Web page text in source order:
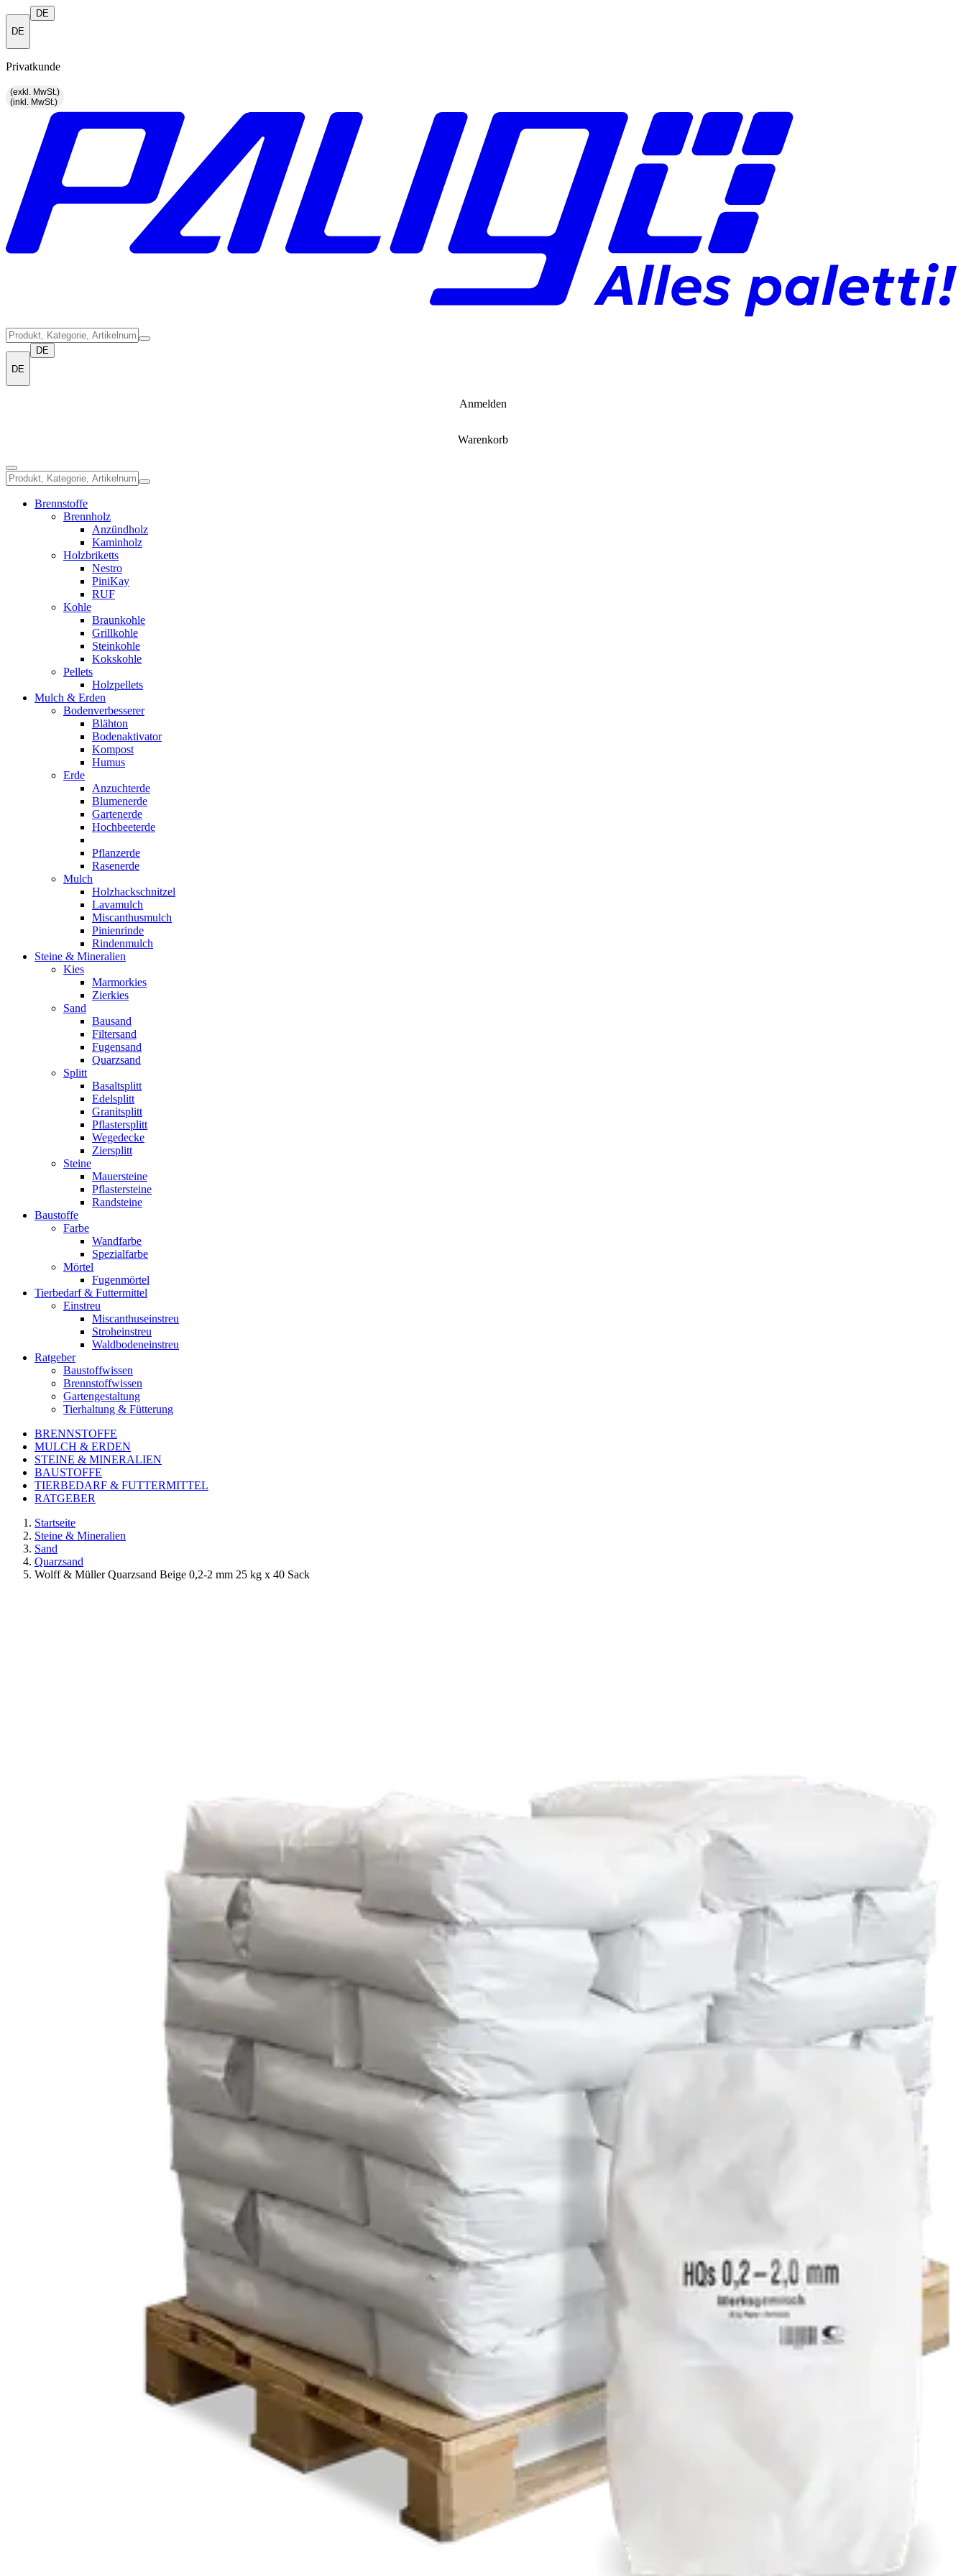
DE
DE
Privatkunde
(exkl. MwSt.)
(inkl. MwSt.)
DE
DE
Anmelden
Warenkorb
Brennstoffe
Brennholz
Anzündholz
Kaminholz
Holzbriketts
Nestro
PiniKay
RUF
Kohle
Braunkohle
Grillkohle
Steinkohle
Kokskohle
Pellets
Holzpellets
Mulch & Erden
Bodenverbesserer
Blähton
Bodenaktivator
Kompost
Humus
Erde
Anzuchterde
Blumenerde
Gartenerde
Hochbeeterde
Pflanzerde
Rasenerde
Mulch
Holzhackschnitzel
Lavamulch
Miscanthusmulch
Pinienrinde
Rindenmulch
Steine & Mineralien
Kies
Marmorkies
Zierkies
Sand
Bausand
Filtersand
Fugensand
Quarzsand
Splitt
Basaltsplitt
Edelsplitt
Granitsplitt
Pflastersplitt
Wegedecke
Ziersplitt
Steine
Mauersteine
Pflastersteine
Randsteine
Baustoffe
Farbe
Wandfarbe
Spezialfarbe
Mörtel
Fugenmörtel
Tierbedarf & Futtermittel
Einstreu
Miscanthuseinstreu
Stroheinstreu
Waldbodeneinstreu
Ratgeber
Baustoffwissen
Brennstoffwissen
Gartengestaltung
Tierhaltung & Fütterung
BRENNSTOFFE
MULCH & ERDEN
STEINE & MINERALIEN
BAUSTOFFE
TIERBEDARF & FUTTERMITTEL
RATGEBER
Startseite
Steine & Mineralien
Sand
Quarzsand
Wolff & Müller Quarzsand Beige 0,2-2 mm 25 kg x 40 Sack